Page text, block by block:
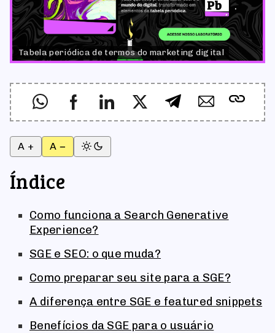
Tabela periódica de termos do marketing digital
A + A −
Índice
Como funciona a Search Generative
Experience?
SGE e SEO: o que muda?
Como preparar seu site para a SGE?
A diferença entre SGE e featured snippets
Benefícios da SGE para o usuário